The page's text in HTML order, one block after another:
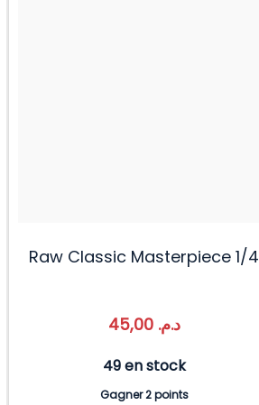
Raw Classic Masterpiece 1/4
د.م. 45,00
49 en stock
Gagner 2 points